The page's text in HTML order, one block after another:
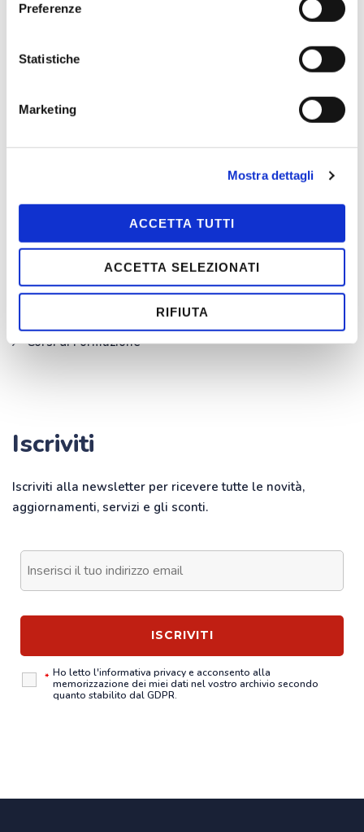
Preferenze
Statistiche
Marketing
Mostra dettagli
ACCETTA TUTTI
ACCETTA SELEZIONATI
RIFIUTA
Prelievi ematici a domicilio
Check-up a domicilio
For Life per le Aziende
Corsi di Formazione
Iscriviti
Iscriviti alla newsletter per ricevere tutte le novità,
aggiornamenti, servizi e gli sconti.
* Ho letto l'informativa privacye acconsento alla
memorizzazione dei miei dati nel vostro archivio secondo
quanto stabilito dal GDPR.